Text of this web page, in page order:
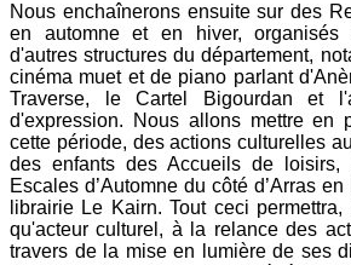
Nous enchaînerons ensuite sur des
en automne et en hiver, organisés
d'autres structures du département,
cinéma muet et de piano parlant
Traverse, le Cartel Bigourdan et
d'expression. Nous allons mettre en
cette période, des actions culturelles
des enfants des Accueils de loisirs,
Escales d’Automne du côté d’Arras
librairie Le Kairn. Tout ceci
qu'acteur culturel, à la relance des
travers de la mise en lumière de ses